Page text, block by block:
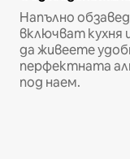
Напълно
включват кухня
да живеете
перфектната
под наем.